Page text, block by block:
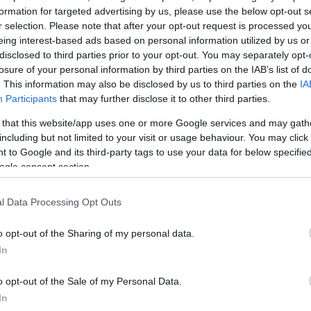
for targeted advertising by us, please use the below opt-out
selection. Please note that after your opt-out request is processed
interest-based ads based on personal information utilized by us
to third parties prior to your opt-out. You may separately
of your personal information by third parties on the IAB’s list of
This information may also be disclosed by us to third parties on the
Participants that may further disclose it to other third parties.
that this website/app uses one or more Google services and may
but not limited to your visit or usage behaviour. You may
to Google and its third-party tags to use your data for below
consent section.
Data Processing Opt Outs
opt-out of the Sharing of my personal data.
opt-out of the Sale of my Personal Data.
αυτά μέλη σας που αποχωρούσαν τραμπουκιζόμενα
φανατικά υποκείμενα, γιατί δε βγήκατε να πείτε
ανθρώπους να λιντσάρονται έτσι;
στελέχη αυτού του απίθανου σαλτιμπάγκου τα
κοροϊδεύοντας κόσμο;» διερωτάται,